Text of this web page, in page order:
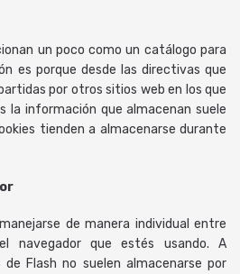
un poco como un catálogo para
es porque desde las directivas que
por otros sitios web en los que
la información que almacenan suele
tienden a almacenarse durante
de manera individual entre
navegador que estés usando. A
Flash no suelen almacenarse por